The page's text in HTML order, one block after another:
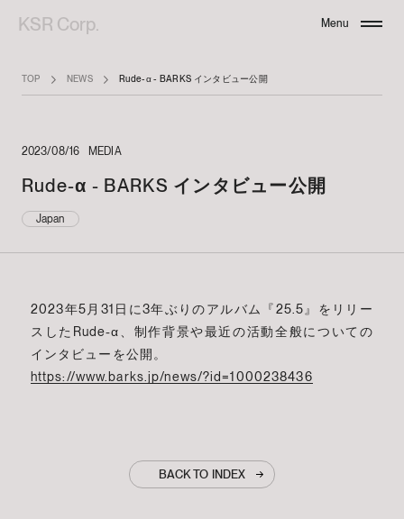
KSR Corp. Menu
TOP NEWS Rude-α - BARKS インタビュー公開
2023/08/16 MEDIA
Rude-α - BARKS インタビュー公開
Japan
2023年5月31日に3年ぶりのアルバム『25.5』をリリー
スしたRude-α、制作背景や最近の活動全般についての
インタビューを公開。
https://www.barks.jp/news/?id=1000238436
BACK TO INDEX